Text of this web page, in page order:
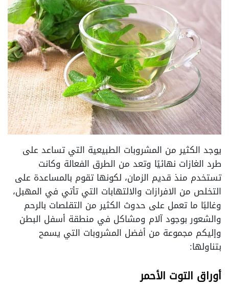
يوجد الكثير من المشروبات الطبيعية التي تساعد على
طرد الغازات نهائيًا وتعد من الطرق الفعالة وكانت
تستخدم منذ قديم الزمان، لكونها تقوم بالمساعدة على
التخلص من الافرازات والالتهابات التي تأتي في المهبل،
وغالبًا ما تعمل على حدوث الكثير من التقلصات بالرحم
والشعور بوجود آلام ومشاكل في منطقة أسفل البطن
وإليكم مجموعة من أفضل المشروبات التي يسمح
بتناولها:
أوراق التوت الأحمر